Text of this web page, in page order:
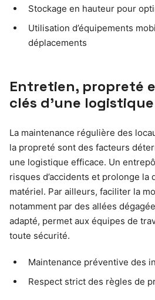
Stockage en hauteur pour
Utilisation d’équipements
déplacements
Entretien, propreté
clés d’une
La maintenance régulière des
la propreté sont des facteurs
une logistique efficace. Un
risques d’accidents et prolonge la
matériel. Par ailleurs, faciliter la
notamment par des allées
adapté, permet aux équipes de
toute sécurité.
Maintenance préventive des
Respect strict des règles de